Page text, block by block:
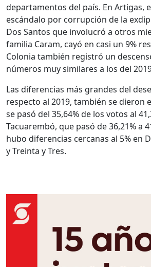
departamentos del país. En Artigas,
escándalo por corrupción de la
Dos Santos que involucró a otros
familia Caram, cayó en casi un 9%
Colonia también registró un
números muy similares a los del
Las diferencias más grandes del
respecto al 2019, también se dieron
se pasó del 35,64% de los votos al
Tacuarembó, que pasó de 36,21% a
hubo diferencias cercanas al 5% en
y Treinta y Tres.